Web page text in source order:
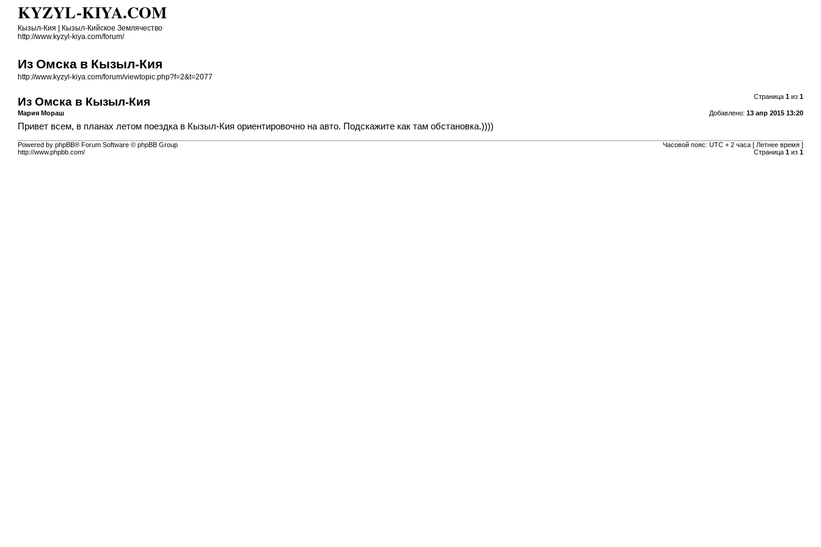
KYZYL-KIYA.COM
Кызыл-Кия | Кызыл-Кийское Землячество
http://www.kyzyl-kiya.com/forum/
Из Омска в Кызыл-Кия
http://www.kyzyl-kiya.com/forum/viewtopic.php?f=2&t=2077
Страница 1из 1
Из Омска в Кызыл-Кия
Добавлено: 13 апр 2015 13:20
Мария Мораш
Привет всем, в планах летом поездка в Кызыл-Кия ориентировочно на авто. Подскажите как там обстановка.))))
Часовой пояс: UTC + 2 часа [ Летнее время ]
Страница 1из 1
Powered by phpBB® Forum Software © phpBB Group
http://www.phpbb.com/